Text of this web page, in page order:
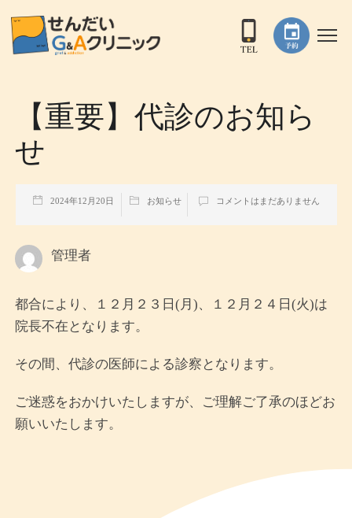
【重要】代診のお知ら
せ
2024年12月20日 お知らせ コメントはまだありません
管理者
都合により、１２月２３日(月)、１２月２４日(火)は
院長不在となります。
その間、代診の医師による診察となります。
ご迷惑をおかけいたしますが、ご理解ご了承のほどお
願いいたします。